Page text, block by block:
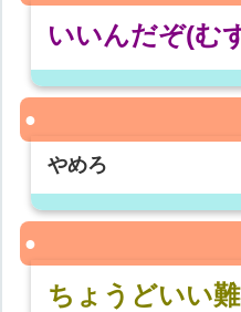
いいんだぞ(む
やめろ
ちょうどいい